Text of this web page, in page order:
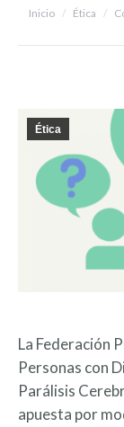
Estás aquí:
Inicio Ética
Ética
La Federación
Personas con
Parálisis
apuesta por